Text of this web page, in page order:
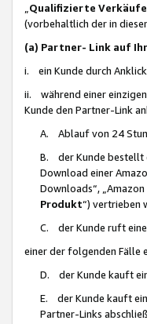
Qualifizierte Verkäufe
(vorbehaltlich der in
(a) Partner- Link auf
i. ein Kunde durch
ii. während einer einzigen
Kunde den Partner-Link
A. Ablauf von 24
B. der Kunde bestellt
Download einer
Downloads“,
Produkt“) vertrieben
C. der Kunde ruft eine
einer der folgenden Fälle
D. der Kunde kauft
E. der Kunde kauft ein
Partner-Links